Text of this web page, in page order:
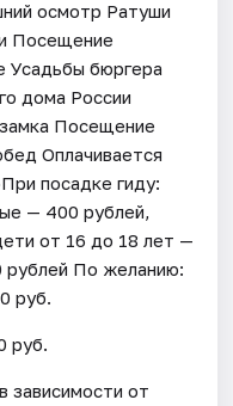
осмотр Ратуши
Посещение
Усадьбы бюргера
дома России
Посещение
Оплачивается
посадке гиду:
— 400 рублей,
от 16 до 18 лет —
рублей По желанию:
руб.
руб.
от